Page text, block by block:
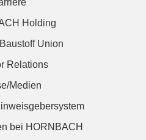
Holding
Union
Relations
Medien
bei HORNBACH